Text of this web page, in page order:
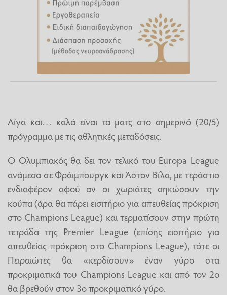
Λίγα και… καλά είναι τα ματς στο σημερινό (20/5)
πρόγραμμα με τις αθλητικές μεταδόσεις.
Ο Ολυμπιακός θα δει τον τελικό του Europa League
ανάμεσα σε Φράιμπουργκ και Άστον Βίλα, με τεράστιο
ενδιαφέρον αφού αν οι χωριάτες σηκώσουν την
κούπα (άρα θα πάρει εισιτήριο για απευθείας πρόκριση
στο Champions League) και τερματίσουν στην πρώτη
τετράδα της Premier League (επίσης εισιτήριο για
απευθείας πρόκριση στο Champions League), τότε οι
Πειραιώτες θα «κερδίσουν» έναν γύρο στα
προκριματικά του Champions League και από τον 2ο
θα βρεθούν στον 3ο προκριματικό γύρο.